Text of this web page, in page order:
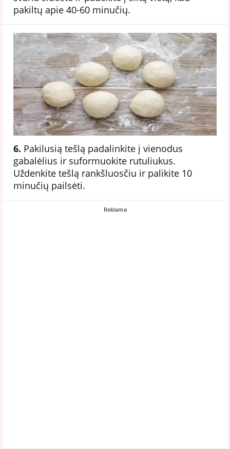
pakiltų apie 40-60 minučių.
6. Pakilusią tešlą padalinkite į vienodus
gabalėlius ir suformuokite rutuliukus.
Uždenkite tešlą rankšluosčiu ir palikite 10
minučių pailsėti.
Reklama